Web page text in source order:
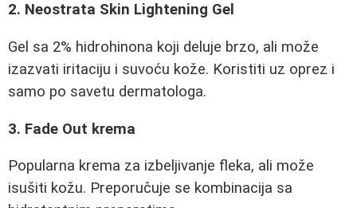
2. Neostrata Skin Lightening Gel
Gel sa 2% hidrohinona koji deluje brzo, ali može
izazvati iritaciju i suvoću kože. Koristiti uz oprez i
samo po savetu dermatologa.
3. Fade Out krema
Popularna krema za izbeljivanje fleka, ali može
isušiti kožu. Preporučuje se kombinacija sa